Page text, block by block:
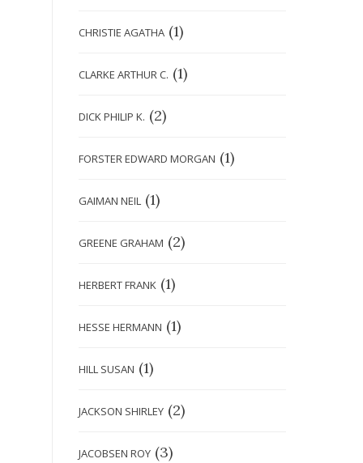
CHRISTIE AGATHA (1)
CLARKE ARTHUR C. (1)
DICK PHILIP K. (2)
FORSTER EDWARD MORGAN (1)
GAIMAN NEIL (1)
GREENE GRAHAM (2)
HERBERT FRANK (1)
HESSE HERMANN (1)
HILL SUSAN (1)
JACKSON SHIRLEY (2)
JACOBSEN ROY (3)